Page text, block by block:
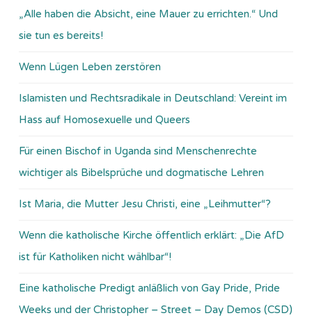
„Alle haben die Absicht, eine Mauer zu errichten.“ Und
sie tun es bereits!
Wenn Lügen Leben zerstören
Islamisten und Rechtsradikale in Deutschland: Vereint im
Hass auf Homosexuelle und Queers
Für einen Bischof in Uganda sind Menschenrechte
wichtiger als Bibelsprüche und dogmatische Lehren
Ist Maria, die Mutter Jesu Christi, eine „Leihmutter“?
Wenn die katholische Kirche öffentlich erklärt: „Die AfD
ist für Katholiken nicht wählbar“!
Eine katholische Predigt anläßlich von Gay Pride, Pride
Weeks und der Christopher – Street – Day Demos (CSD)